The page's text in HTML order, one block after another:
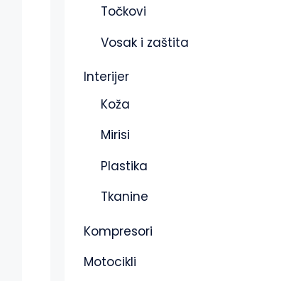
Točkovi
Vosak i zaštita
Interijer
Koža
Mirisi
Plastika
Tkanine
Kompresori
Motocikli